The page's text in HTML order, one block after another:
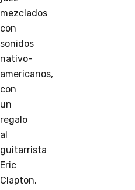
mezclados
con
sonidos
nativo-
americanos,
con
un
regalo
al
guitarrista
Eric
Clapton.